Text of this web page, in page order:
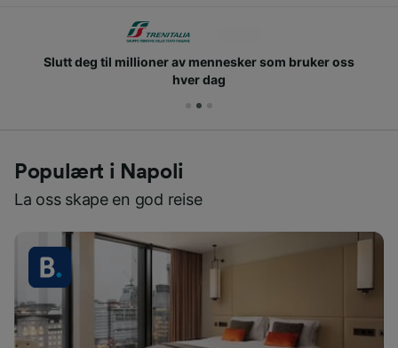
Slutt deg til millioner av mennesker som bruker oss
hver dag
Populært i Napoli
La oss skape en god reise